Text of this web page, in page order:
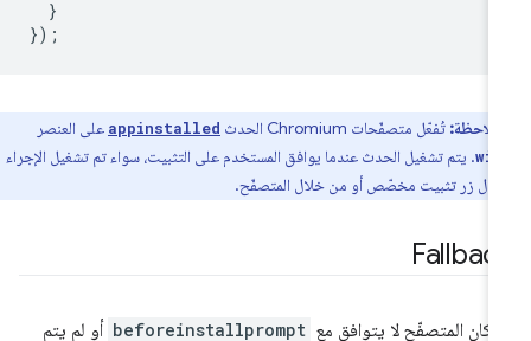
ملاحظة:تُفعّل متصفّحات Chromium الحدث appinstalledعلى العنصر
. يتم تشغيل الحدث عندما يوافق المستخدم على التثبيت، سواء تم تشغيل الإجراء
زر تثبيت مخصّص أو من خلال المتصفّح.
كان المتصفّح لا يتوافق مع beforeinstallprompt أو لم يتم